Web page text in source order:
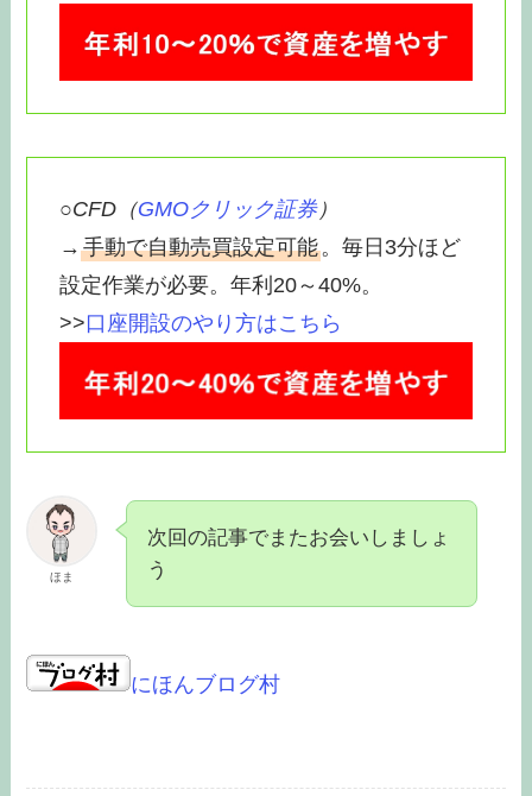
○CFD（GMOクリック証券）
→手動で自動売買設定可能。毎日3分ほど
設定作業が必要。年利20～40%。
>>口座開設のやり方はこちら
ほま
次回の記事でまたお会いしましょ
う
にほんブログ村